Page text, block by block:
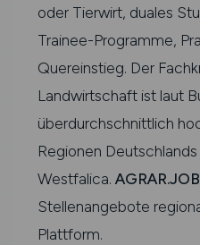
oder Tierwirt, duales
Trainee-Programme,
Quereinstieg. Der
Landwirtschaft ist laut
überdurchschnittlich
Regionen
Westfalica.
Stellenangebote
Plattform.